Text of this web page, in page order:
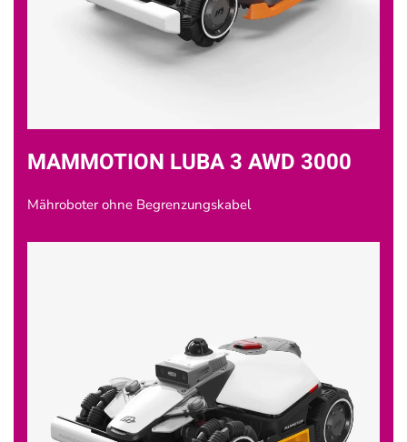
MAMMOTION LUBA 3 AWD 3000
Mähroboter ohne Begrenzungskabel